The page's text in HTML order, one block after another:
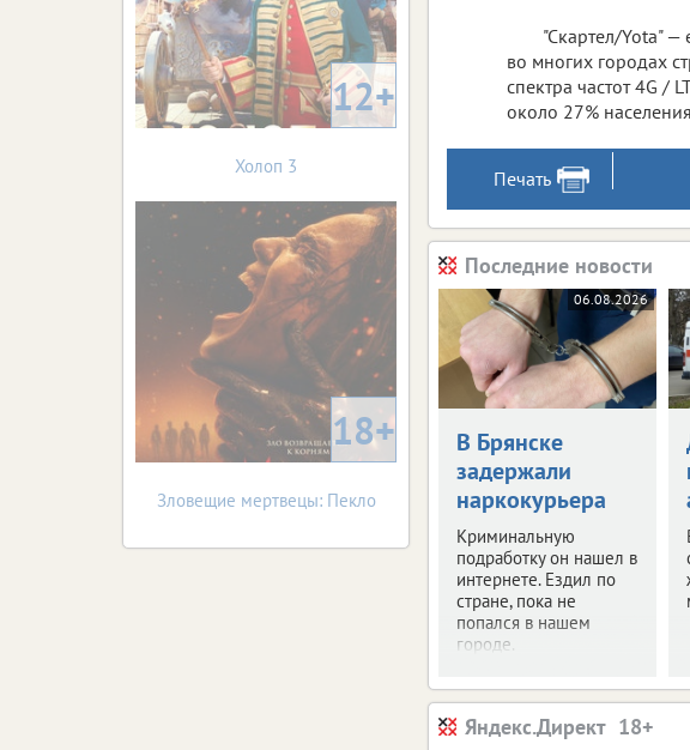
"Скартел/Yota"
во многих городах
спектра частот 4G /
около 27%
Печать
Последние новости
06.08.2026
В Брянске
задержали
наркокурьера
Криминальную
подработку он нашел в
интернете. Ездил по
стране, пока не
попался в нашем
городе.
Яндекс.Директ
12+
Холоп 3
18+
Зловещие мертвецы: Пекло